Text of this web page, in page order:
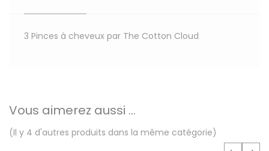
3 Pinces à cheveux par The Cotton Cloud
Vous aimerez aussi ...
(Il y 4 d'autres produits dans la même catégorie)